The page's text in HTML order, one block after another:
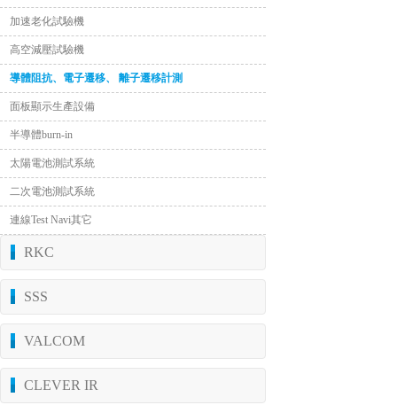
加速老化試驗機
高空減壓試驗機
導體阻抗、電子遷移、 離子遷移計測
面板顯示生產設備
半導體burn-in
太陽電池測試系統
二次電池測試系統
連線Test Navi其它
RKC
SSS
VALCOM
CLEVER IR